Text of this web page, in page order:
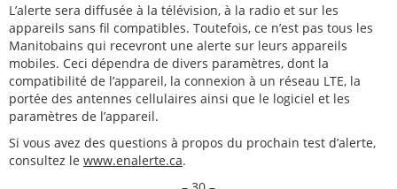
L’alerte sera diffusée à la télévision, à la radio et sur les
appareils sans fil compatibles. Toutefois, ce n’est pas tous les
Manitobains qui recevront une alerte sur leurs appareils
mobiles. Ceci dépendra de divers paramètres, dont la
compatibilité de l’appareil, la connexion à un réseau LTE, la
portée des antennes cellulaires ainsi que le logiciel et les
paramètres de l’appareil.
Si vous avez des questions à propos du prochain test d’alerte,
consultez le www.enalerte.ca.